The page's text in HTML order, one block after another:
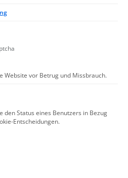
Website vor Betrug und Missbrauch.
den Status eines Benutzers in Bezug
Entscheidungen.